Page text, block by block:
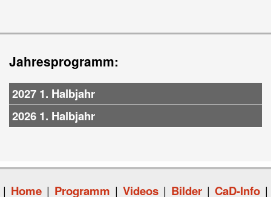
Jahresprogramm:
2027 1. Halbjahr
2026 1. Halbjahr
| Home | Programm | Videos | Bilder | CaD-Info |